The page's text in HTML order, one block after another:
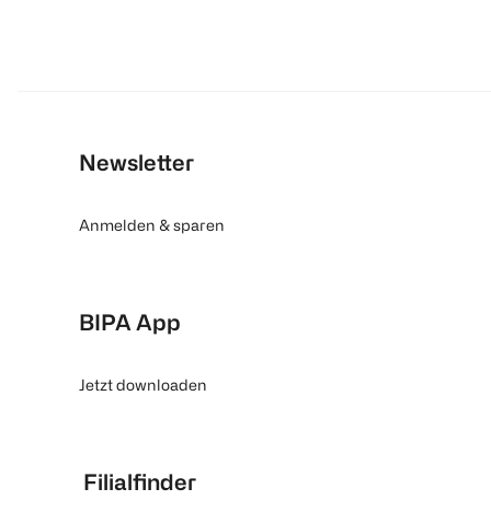
Newsletter
Anmelden & sparen
BIPA App
Jetzt downloaden
Filialfinder